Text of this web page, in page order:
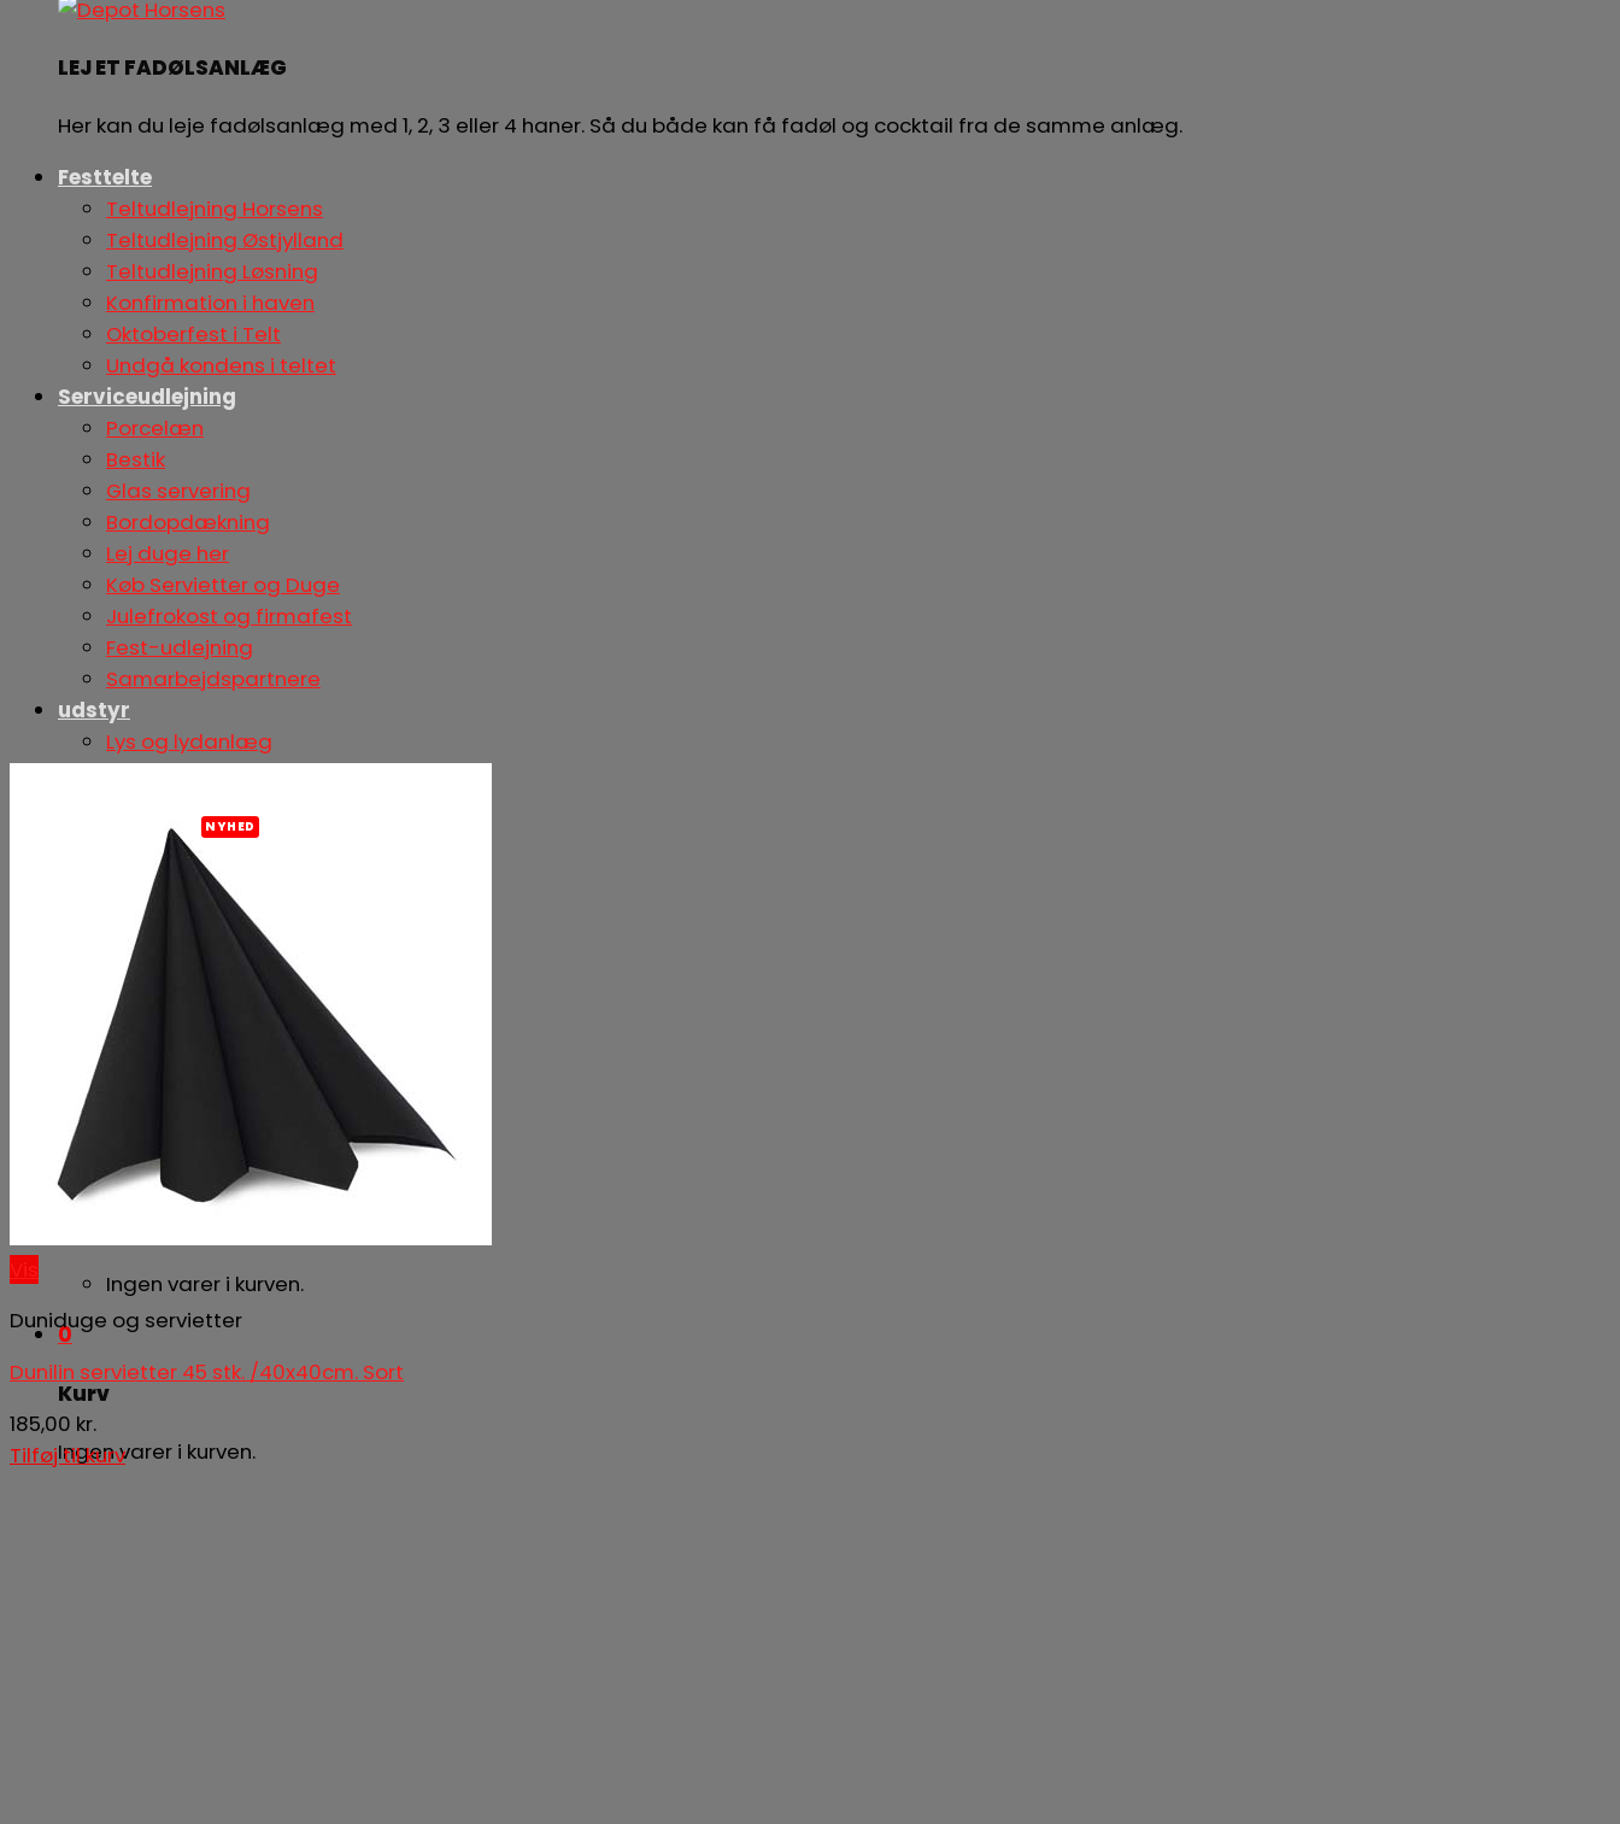
LEJ ET FADØLSANLÆG
Her kan du leje fadølsanlæg med 1, 2, 3 eller 4 haner. Så du både kan få fadøl og cocktail fra de samme anlæg.
Festtelte
Teltudlejning Horsens
Teltudlejning Østjylland
Teltudlejning Løsning
Konfirmation i haven
Oktoberfest i Telt
Undgå kondens i teltet
Serviceudlejning
Porcelæn
Bestik
Glas servering
Bordopdækning
Lej duge her
Køb Servietter og Duge
Julefrokost og firmafest
Fest-udlejning
Samarbejdspartnere
udstyr
Lys og lydanlæg
Slushice maskine
Fadøl udvalg
Øldepot Horsens
Fadølsservice
Ølfustager og tilbehør
Nørrebro Bryghus
Bartender til fest
Besøg os
Ingen varer i kurven.
0
Kurv
Ingen varer i kurven.
Duniduge og servietter
Dunilin servietter 45 stk. /40x40cm. Sort
185,00 kr.
Tilføj til kurv